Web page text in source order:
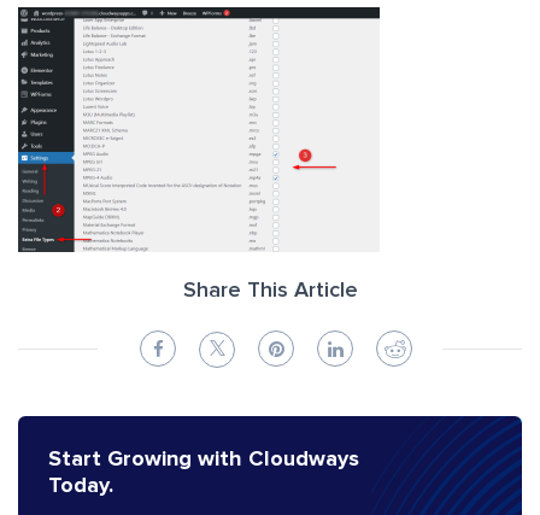
Share This Article
Start Growing with Cloudways
Today.